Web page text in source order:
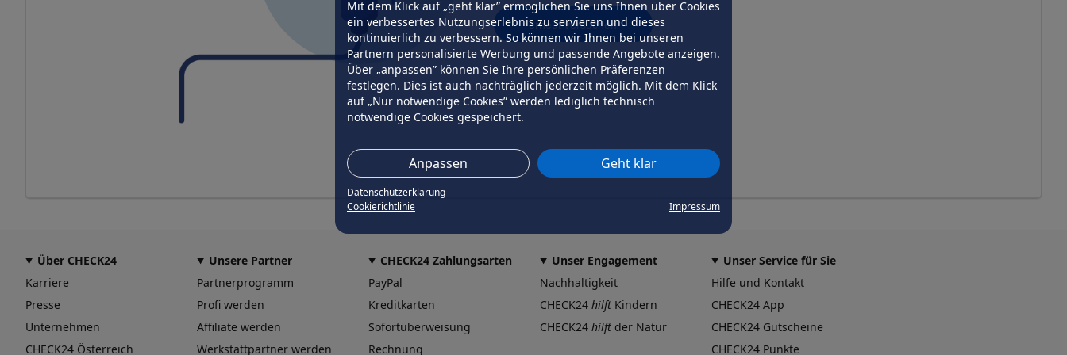
Mit dem Klick auf „geht klar” ermöglichen Sie uns Ihnen über Cookies
ein verbessertes Nutzungserlebnis zu servieren und dieses
kontinuierlich zu verbessern. So können wir Ihnen bei unseren
Partnern personalisierte Werbung und passende Angebote anzeigen.
Über „anpassen” können Sie Ihre persönlichen Präferenzen
festlegen. Dies ist auch nachträglich jederzeit möglich. Mit dem Klick
auf „Nur notwendige Cookies” werden lediglich technisch
notwendige Cookies gespeichert.
Anpassen Geht klar
Datenschutzerklärung
Cookierichtlinie
Impressum
erneut versuchen
Über CHECK24
Karriere
Presse
Unternehmen
CHECK24 Österreich
Unsere Partner
Partnerprogramm
Profi werden
Affiliate werden
Werkstattpartner werden
CHECK24 Zahlungsarten
PayPal
Kreditkarten
Sofortüberweisung
Rechnung
Unser Engagement
Nachhaltigkeit
CHECK24 hilft Kindern
CHECK24 hilft der Natur
Unser Service für Sie
Hilfe und Kontakt
CHECK24 App
CHECK24 Gutscheine
CHECK24 Punkte